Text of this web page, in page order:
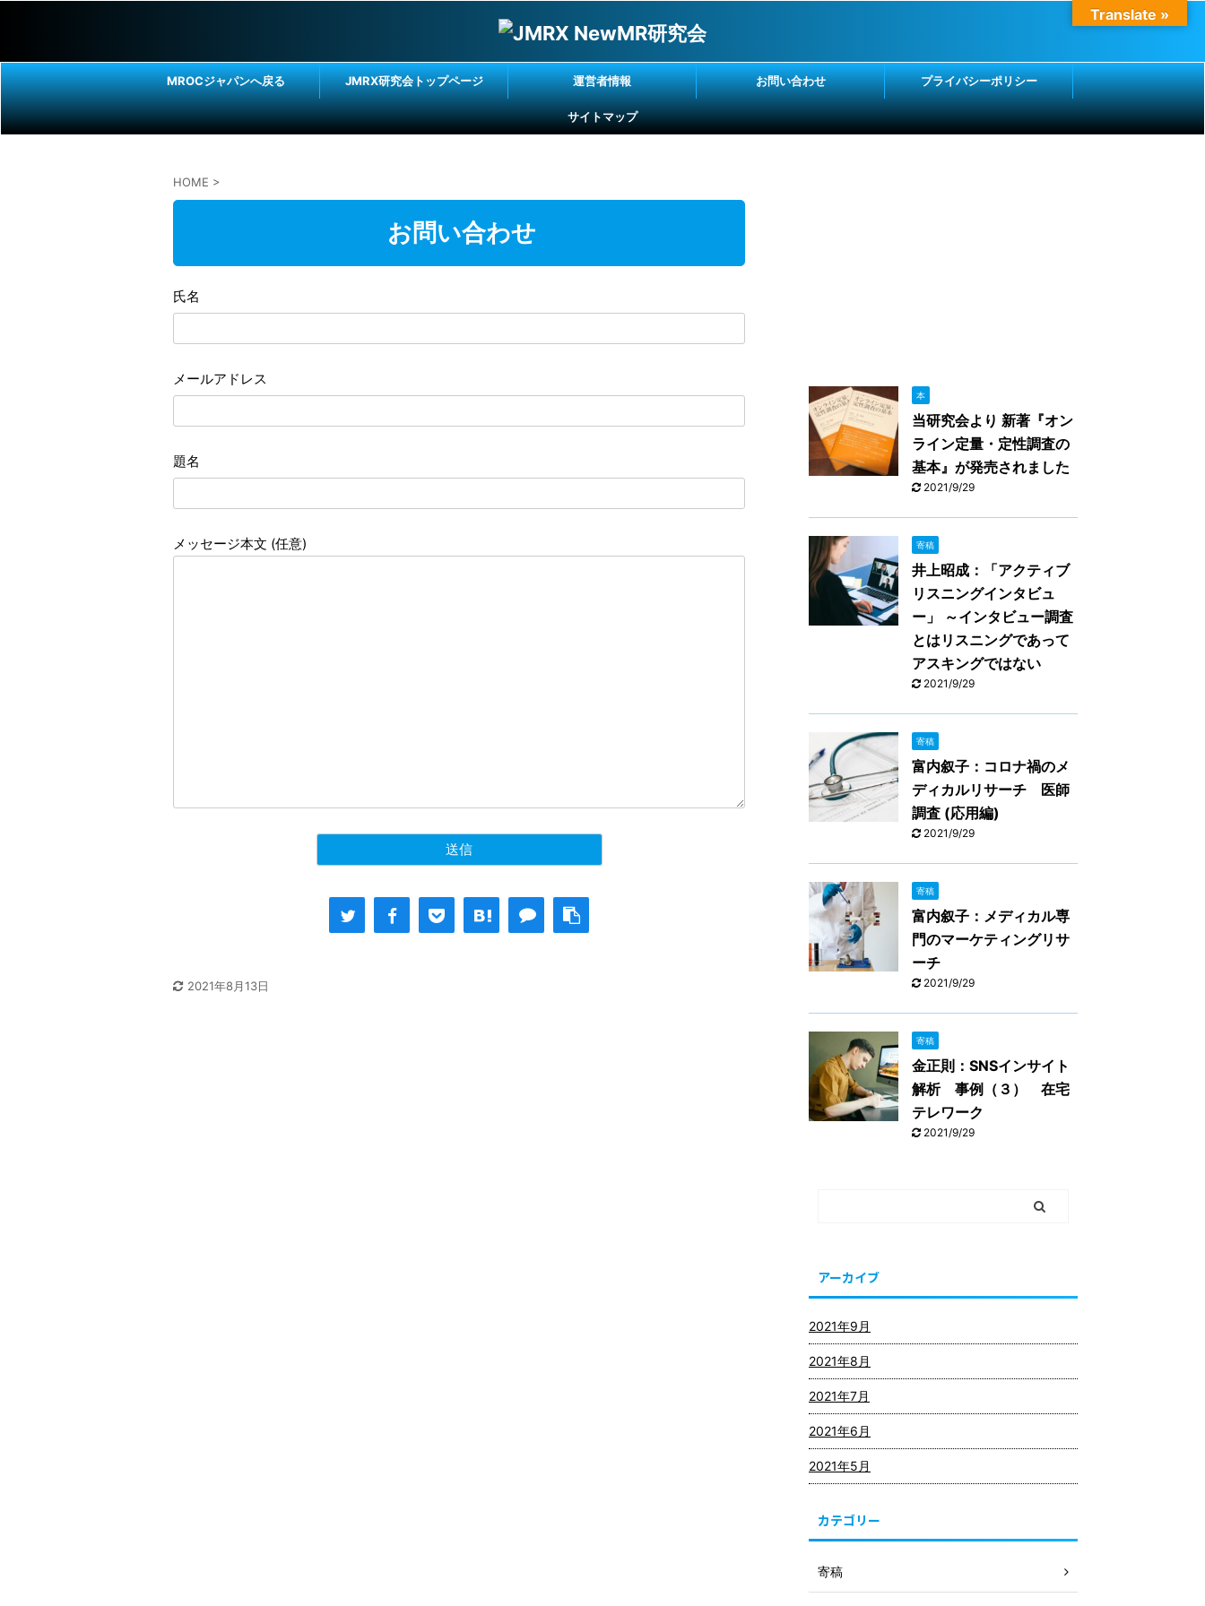
MROCジャパンへ戻る JMRX研究会トップページ 運営者情報 お問い合わせ プライバシーポリシー
サイトマップ
HOME >
お問い合わせ
氏名
メールアドレス
題名
メッセージ本文 (任意)
2021年8月13日
本
当研究会より 新著『オン
ライン定量・定性調査の
基本』が発売されました
2021/9/29
寄稿
井上昭成：「アクティブ
リスニングインタビュ
ー」 ～インタビュー調査
とはリスニングであって
アスキングではない
2021/9/29
寄稿
富内叙子：コロナ禍のメ
ディカルリサーチ 医師
調査 (応用編)
2021/9/29
寄稿
富内叙子：メディカル専
門のマーケティングリサ
ーチ
2021/9/29
寄稿
金正則：SNSインサイト
解析 事例（３） 在宅
テレワーク
2021/9/29
アーカイブ
2021年9月
2021年8月
2021年7月
2021年6月
2021年5月
カテゴリー
寄稿
Translate »